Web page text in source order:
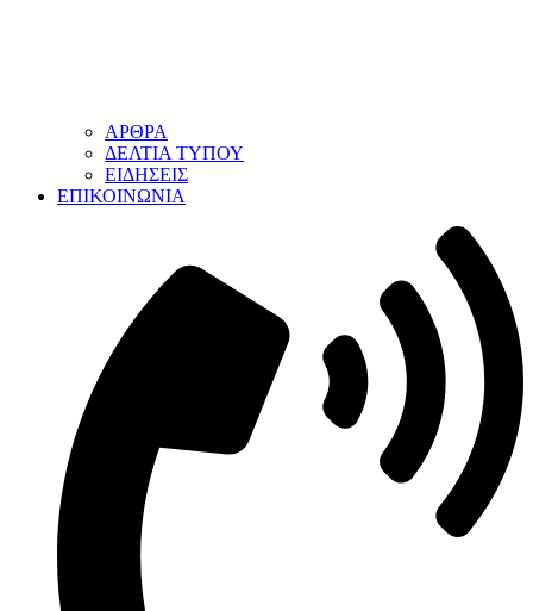
ΑΡΘΡΑ
ΔΕΛΤΙΑ ΤΥΠΟΥ
ΕΙΔΗΣΕΙΣ
ΕΠΙΚΟΙΝΩΝΙΑ